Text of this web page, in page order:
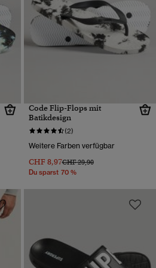
Code Flip-Flops mit
Batikdesign
(2)
Weitere Farben verfügbar
CHF 8,97Preis wurde reduziert von
CHF 29,90bis
Du sparst 70 %